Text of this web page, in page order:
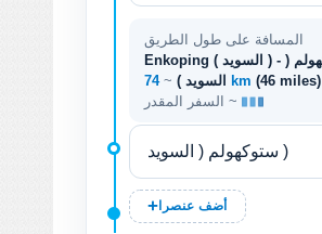
المسافة على طول الطريق
Enkoping ( السويد ) - ستوكهولم (
السويد ) ~ 74 km (46 miles)
السفر المقدر ~
أضف عنصرا